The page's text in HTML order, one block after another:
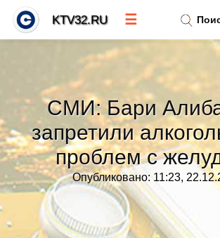
СМИ: Бари
запретили
проблем с
Опубликовано: 11:23,
KTV32.RU ☰
Тренды новостей»
Рубрики»
Правила